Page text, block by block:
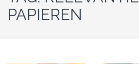
PAPIEREN